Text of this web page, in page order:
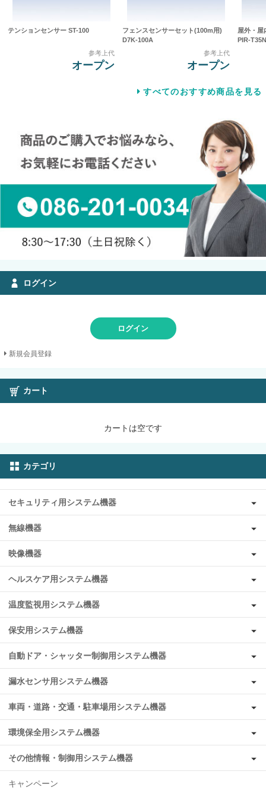
テンションセンサー ST-100
参考上代
オープン
フェンスセンサーセット(100m用)
D7K-100A
参考上代
オープン
屋外・屋
PIR-
すべてのおすすめ商品を見る
ログイン
ログイン
新規会員登録
カート
カートは空です
カテゴリ
セキュリティ用システム機器
無線機器
映像機器
ヘルスケア用システム機器
温度監視用システム機器
保安用システム機器
自動ドア・シャッター制御用システム機器
漏水センサ用システム機器
車両・道路・交通・駐車場用システム機器
環境保全用システム機器
その他情報・制御用システム機器
キャンペーン